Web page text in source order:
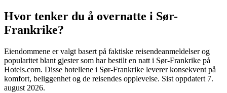
Hvor tenker du å overnatte i Sør-
Frankrike?
Eiendommene er valgt basert på faktiske reisendeanmeldelser og
popularitet blant gjester som har bestilt en natt i Sør-Frankrike på
Hotels.com. Disse hotellene i Sør-Frankrike leverer konsekvent på
komfort, beliggenhet og de reisendes opplevelse. Sist oppdatert 7.
august 2026.